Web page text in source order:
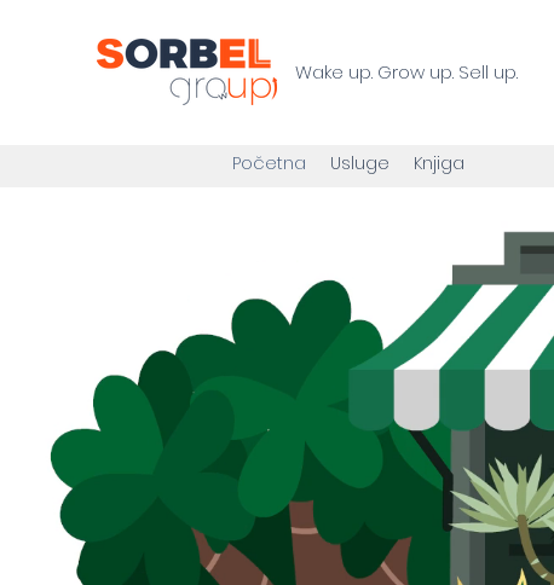
Wake up. Grow up. Sell up.
Početna Usluge Knjiga